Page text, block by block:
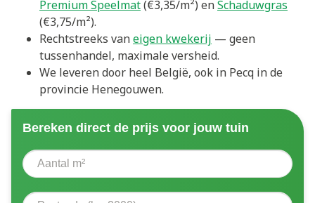
Premium Speelmat(€3,35/m²) enSchaduwgras
(€3,75/m²).
Rechtstreeks vaneigen kwekerij — geen
tussenhandel, maximale versheid.
We leveren door heel België, ook in Pecq in de
provincie Henegouwen.
Bereken direct de prijs voor jouw tuin